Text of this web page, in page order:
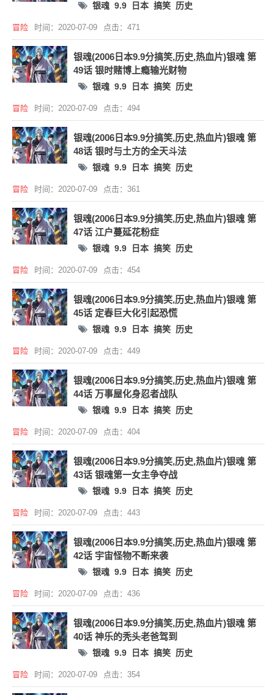
银魂 9.9 日本 搞笑 历史
冒险 时间：2020-07-09 点击：471
银魂(2006日本9.9分搞笑,历史,热血片)银魂 第
49话 银时赌博上瘾输光财物
银魂 9.9 日本 搞笑 历史
冒险 时间：2020-07-09 点击：494
银魂(2006日本9.9分搞笑,历史,热血片)银魂 第
48话 银时与土方的全天斗法
银魂 9.9 日本 搞笑 历史
冒险 时间：2020-07-09 点击：361
银魂(2006日本9.9分搞笑,历史,热血片)银魂 第
47话 江户蔓延花粉症
银魂 9.9 日本 搞笑 历史
冒险 时间：2020-07-09 点击：454
银魂(2006日本9.9分搞笑,历史,热血片)银魂 第
45话 定春巨大化引起恐慌
银魂 9.9 日本 搞笑 历史
冒险 时间：2020-07-09 点击：449
银魂(2006日本9.9分搞笑,历史,热血片)银魂 第
44话 万事屋化身忍者战队
银魂 9.9 日本 搞笑 历史
冒险 时间：2020-07-09 点击：404
银魂(2006日本9.9分搞笑,历史,热血片)银魂 第
43话 银魂第一女主争夺战
银魂 9.9 日本 搞笑 历史
冒险 时间：2020-07-09 点击：443
银魂(2006日本9.9分搞笑,历史,热血片)银魂 第
42话 宇宙怪物不断来袭
银魂 9.9 日本 搞笑 历史
冒险 时间：2020-07-09 点击：436
银魂(2006日本9.9分搞笑,历史,热血片)银魂 第
40话 神乐的秃头老爸驾到
银魂 9.9 日本 搞笑 历史
冒险 时间：2020-07-09 点击：354